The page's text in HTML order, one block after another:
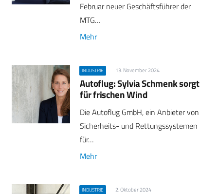
Februar neuer Geschäftsführer der
MTG…
Mehr
INDUSTRIE 13. November 2024
Autoflug: Sylvia Schmenk sorgt
für frischen Wind
Die Autoflug GmbH, ein Anbieter von
Sicherheits- und Rettungssystemen
für…
Mehr
INDUSTRIE 2. Oktober 2024